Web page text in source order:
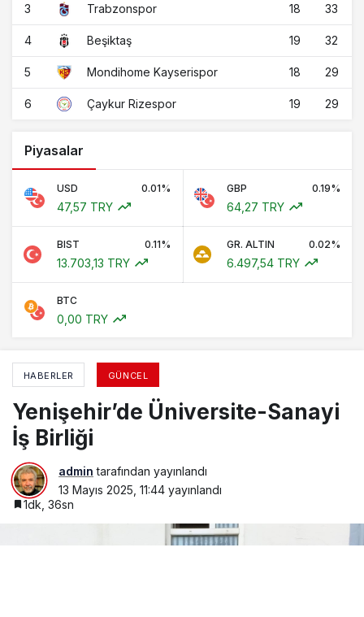
3 Trabzonspor 18 33
4 Beşiktaş 19 32
5 Mondihome Kayserispor 18 29
6 Çaykur Rizespor 19 29
Piyasalar
USD 0.01%
47,57 TRY
GBP 0.19%
64,27 TRY
BIST 0.11%
13.703,13 TRY
GR. ALTIN 0.02%
6.497,54 TRY
BTC
0,00 TRY
HABERLER GÜNCEL
Yenişehir’de Üniversite-Sanayi
İş Birliği
admin tarafından yayınlandı
13 Mayıs 2025, 11:44 yayınlandı
1dk, 36sn